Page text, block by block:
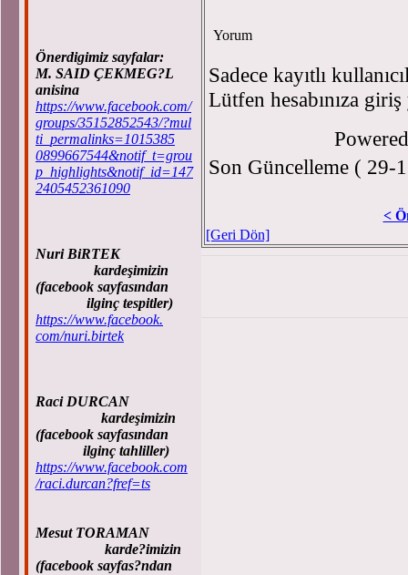
Önerdigimiz sayfalar:
M. SAID ÇEKMEG?L
anisina
https://www.facebook.com/
groups/35152852543/?mul
ti_permalinks=1015385
0899667544&notif_t=grou
p_highlights&notif_id=147
2405452361090
Nuri BiRTEK
kardeşimizin
(facebook sayfasından
ilginç tespitler)
https://www.facebook.
com/nuri.birtek
Raci DURCAN
kardeşimizin
(facebook sayfasından
ilginç tahliller)
https://www.facebook.com
/raci.durcan?fref=ts
Mesut TORAMAN
karde?imizin
(facebook sayfas?ndan
Yorum
Sadece kayıtlı
Lütfen hesabınıza
Son Güncelleme ( 29-
<
[Geri Dön]